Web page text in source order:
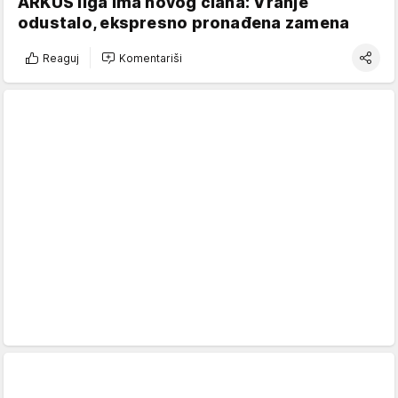
odustalo, ekspresno pronađena zamena
Reaguj Komentariši